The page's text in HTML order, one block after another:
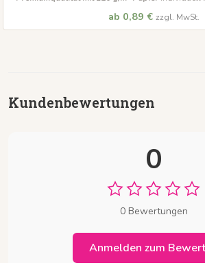
ab 0,89 € zzgl. MwSt.
Kundenbewertungen
0
0 Bewertungen
Anmelden zum